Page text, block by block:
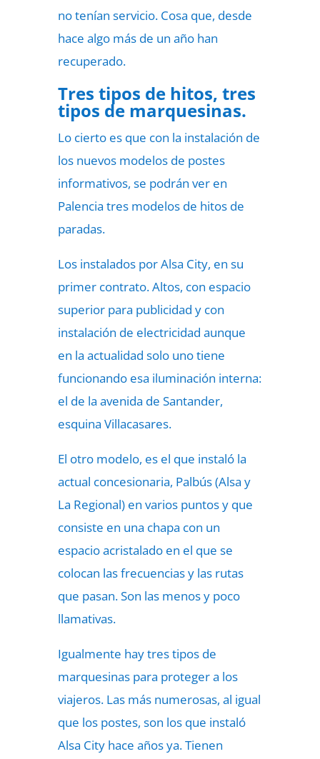
no tenían servicio. Cosa que, desde
hace algo más de un año han
recuperado.
Tres tipos de hitos, tres
tipos de marquesinas.
Lo cierto es que con la instalación de
los nuevos modelos de postes
informativos, se podrán ver en
Palencia tres modelos de hitos de
paradas.
Los instalados por Alsa City, en su
primer contrato. Altos, con espacio
superior para publicidad y con
instalación de electricidad aunque
en la actualidad solo uno tiene
funcionando esa iluminación interna:
el de la avenida de Santander,
esquina Villacasares.
El otro modelo, es el que instaló la
actual concesionaria, Palbús (Alsa y
La Regional) en varios puntos y que
consiste en una chapa con un
espacio acristalado en el que se
colocan las frecuencias y las rutas
que pasan. Son las menos y poco
llamativas.
Igualmente hay tres tipos de
marquesinas para proteger a los
viajeros. Las más numerosas, al igual
que los postes, son los que instaló
Alsa City hace años ya. Tienen